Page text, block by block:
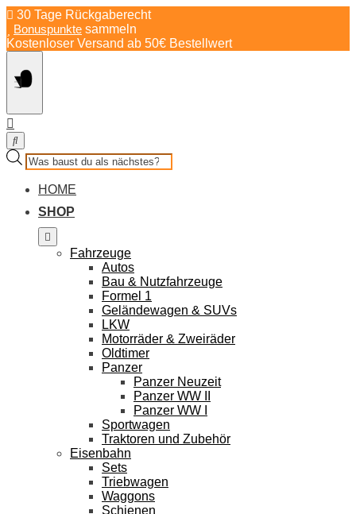
Springe
zum
Inhalt
30 Tage Rückgaberecht
Bonuspunkte sammeln
Kostenloser Versand ab 50€ Bestellwert
Products
search
HOME
SHOP
Fahrzeuge
Autos
Bau & Nutzfahrzeuge
Formel 1
Geländewagen & SUVs
LKW
Motorräder & Zweiräder
Oldtimer
Panzer
Panzer Neuzeit
Panzer WW II
Panzer WW I
Sportwagen
Traktoren und Zubehör
Eisenbahn
Sets
Triebwagen
Waggons
Schienen